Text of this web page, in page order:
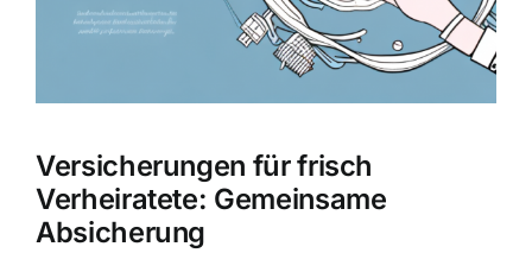
Hausratversicherung
Berufsunfähigkeitsversicherung
Weitere Tarifvergleiche
Hilfe und Kontakt
Versicherungen für frisch
Verheiratete: Gemeinsame
Absicherung